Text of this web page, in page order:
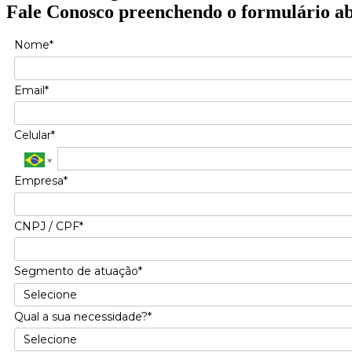
Fale Conosco preenchendo o formulário
Nome*
Email*
Celular*
Empresa*
CNPJ / CPF*
Segmento de atuação*
Qual a sua necessidade?*